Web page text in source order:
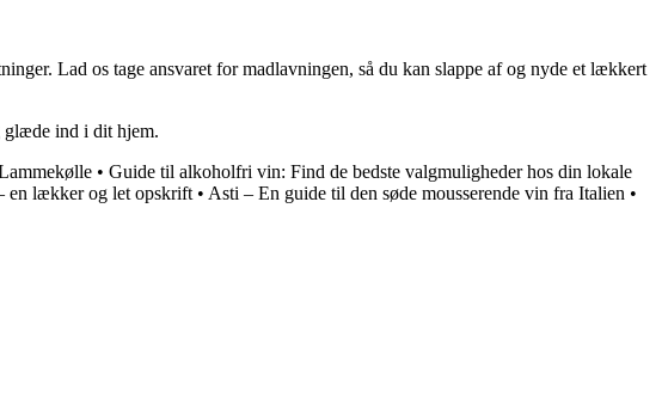
Lad os tage ansvaret for madlavningen, så du kan slappe af og nyde et lækkert
glæde ind i dit hjem.
• Guide til alkoholfri vin: Find de bedste valgmuligheder hos din lokale
en lækker og let opskrift • Asti – En guide til den søde mousserende vin fra Italien •